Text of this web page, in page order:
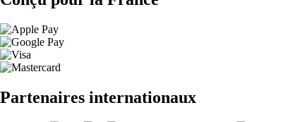
Partenaires internationaux